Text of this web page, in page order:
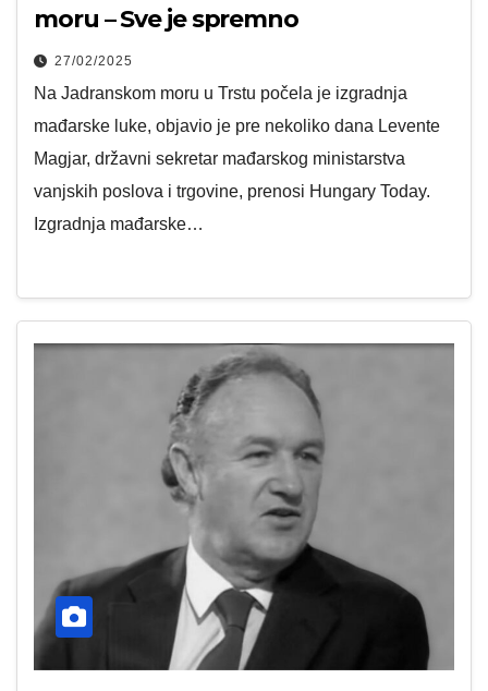
moru – Sve je spremno
27/02/2025
Na Jadranskom moru u Trstu počela je izgradnja
mađarske luke, objavio je pre nekoliko dana Levente
Magjar, državni sekretar mađarskog ministarstva
vanjskih poslova i trgovine, prenosi Hungary Today.
Izgradnja mađarske…